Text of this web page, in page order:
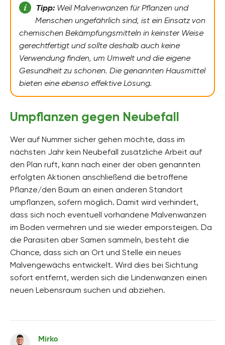
Tipp:Weil Malvenwanzen für Pflanzen und
Menschen ungefährlich sind, ist ein Einsatz von
chemischen Bekämpfungsmitteln in keinster Weise
gerechtfertigt und sollte deshalb auch keine
Verwendung finden, um Umwelt und die eigene
Gesundheit zu schonen. Die genannten Hausmittel
bieten eine ebenso effektive Lösung.
Umpflanzen gegen Neubefall
Wer auf Nummer sicher gehen möchte, dass im
nächsten Jahr kein Neubefall zusätzliche Arbeit auf
den Plan ruft, kann nach einer der oben genannten
erfolgten Aktionen anschließend die betroffene
Pflanze/den Baum an einen anderen Standort
umpflanzen, sofern möglich. Damit wird verhindert,
dass sich noch eventuell vorhandene Malvenwanzen
im Boden vermehren und sie wieder emporsteigen. Da
die Parasiten aber Samen sammeln, besteht die
Chance, dass sich an Ort und Stelle ein neues
Malvengewächs entwickelt. Wird dies bei Sichtung
sofort entfernt, werden sich die Lindenwanzen einen
neuen Lebensraum suchen und abziehen.
Mirko